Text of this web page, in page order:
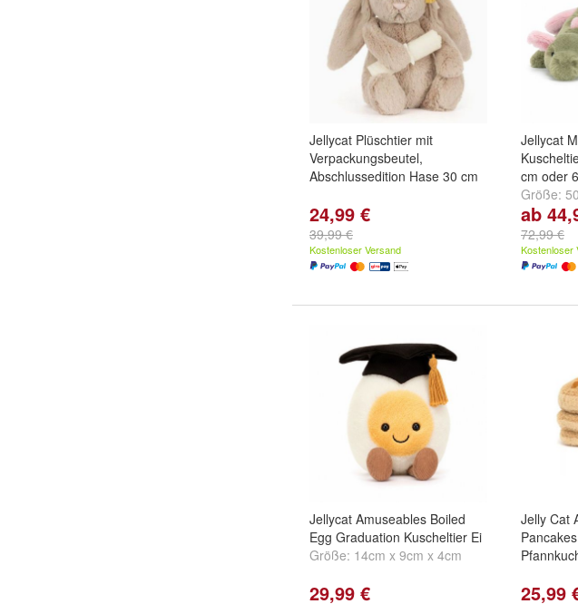
Jellycat Plüschtier mit
Verpackungsbeutel,
Abschlussedition Hase 30 cm
24,99 €
39,99 €
Kostenloser Versand
Jellycat
cm oder
Größe:
und
ab
72,99 €
Kostenloser
Jellycat Amuseables Boiled
Egg Graduation Kuscheltier Ei
Größe: 14cm x 9cm x 4cm
29,99 €
Jelly Cat
25,99